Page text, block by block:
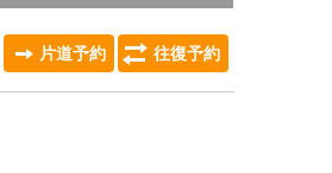
片道予約 往復予約